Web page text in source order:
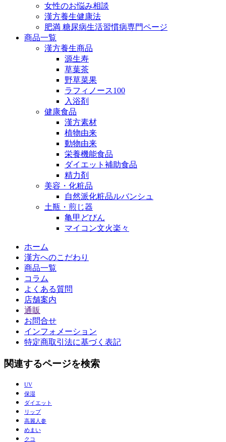
女性のお悩み相談
漢方養生健康法
肥満 糖尿病生活習慣病専門ページ
商品一覧
漢方養生商品
源生寿
草葉茶
野草菜果
ラフィノース100
入浴剤
健康食品
漢方素材
植物由来
動物由来
栄養機能食品
ダイエット補助食品
精力剤
美容・化粧品
自然派化粧品ルバンシュ
土瓶・煎じ器
亀甲どびん
マイコン文火楽々
ホーム
漢方へのこだわり
商品一覧
コラム
よくある質問
店舗案内
通販
お問合せ
インフォメーション
特定商取引法に基づく表記
関連するページを検索
UV
保湿
ダイエット
リップ
高麗人参
めまい
クコ